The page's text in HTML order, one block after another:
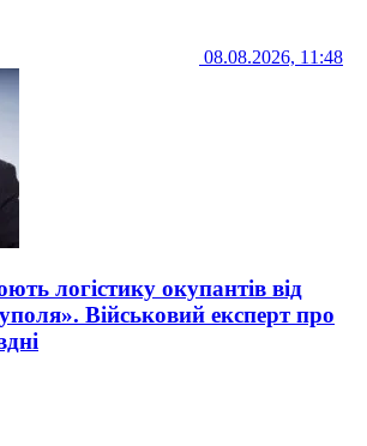
08.08.2026, 11:48
логістику окупантів від
Військовий експерт про